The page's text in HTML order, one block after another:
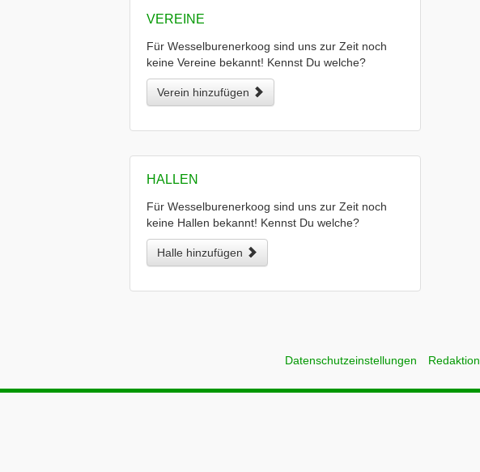
VEREINE
Für Wesselburenerkoog sind uns zur Zeit noch
keine Vereine bekannt! Kennst Du welche?
Verein hinzufügen
HALLEN
Für Wesselburenerkoog sind uns zur Zeit noch
keine Hallen bekannt! Kennst Du welche?
Halle hinzufügen
Datenschutzeinstellungen Redaktion